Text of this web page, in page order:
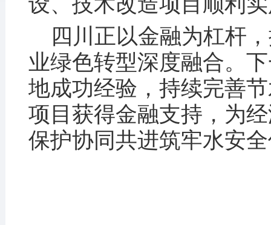
四川正以金融为杠杆
业绿色转型深度融合。
地成功经验，持续完善
项目获得金融支持，为
保护协同共进筑牢水安